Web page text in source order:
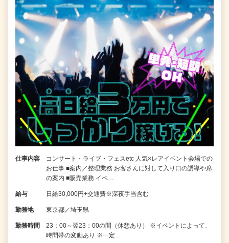
仕事内容
コンサート・ライブ・フェスetc 人気×レアイベント会場での
お仕事 ■案内／整理業務 お客さんに対して入り口の誘導や席
の案内 ■販売業務 イベ…
給与 日給30,000円+交通費※深夜手当含む
勤務地 東京都／埼玉県
勤務時間
23：00～翌23：00の間（休憩あり） ※イベントによって、
時間帯の変動あり ※一定…